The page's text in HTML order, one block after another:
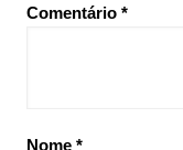
Comentário *
Nome *